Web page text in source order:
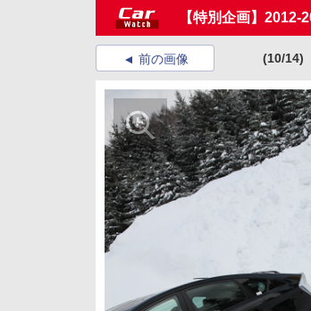
【特別企画】
前の画像 (10/14)